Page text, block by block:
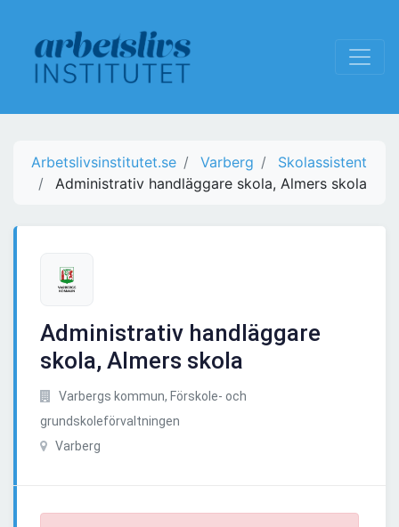
Arbetslivsinstitutet.se Varberg
Skolassistent
Administrativ handläggare skola, Almers skola
Administrativ handläggare
skola, Almers skola
Varbergs kommun, Förskole- och
grundskoleförvaltningen
Varberg